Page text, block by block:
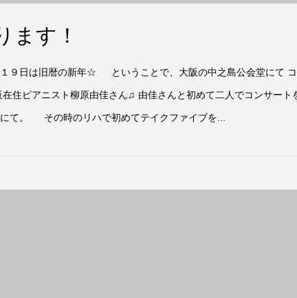
ます！
１９日は旧暦の新年☆ ということで、大阪の中之島公会堂にて
ピアニスト柳原由佳さん♫ 由佳さんと初めて二人でコンサート
て。 その時のリハで初めてテイクファイブを...